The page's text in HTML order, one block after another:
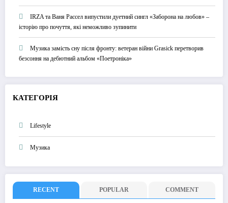
IRZA та Ваня Рассел випустили дуетний сингл «Заборона на любов» –
історію про почуття, які неможливо зупинити
Музика замість сну після фронту: ветеран війни Grasick перетворив
безсоння на дебютний альбом «Поетроніка»
КАТЕГОРІЯ
Lifestyle
Музика
RECENT POPULAR COMMENT